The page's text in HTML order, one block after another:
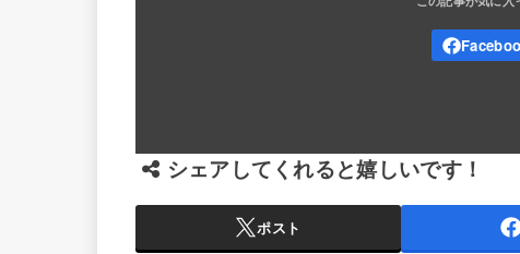
シェアしてくれると嬉しいです！
ポスト